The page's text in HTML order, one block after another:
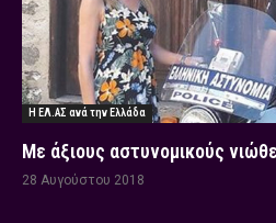
Η ΕΛ.ΑΣ ανά την Ελλάδα
Με άξιους αστυνομικούς
28 Αυγούστου 2018